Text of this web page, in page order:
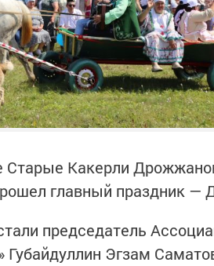
Старые Какерли
главный праздник —
председатель
Эгзам